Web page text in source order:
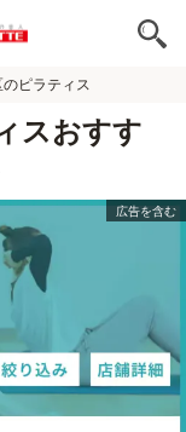
ピラティス
スおすす